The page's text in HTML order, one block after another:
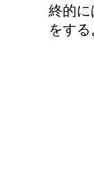
終的に
をする